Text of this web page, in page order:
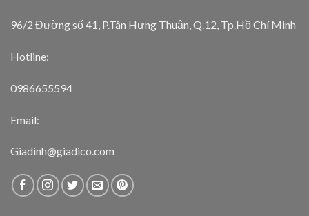
96/2 Đường số 41, P.Tân Hưng Thuận, Q.12, Tp.Hồ Chí Minh
Hotline:
0986655594
Email:
Giadinh@giadico.com